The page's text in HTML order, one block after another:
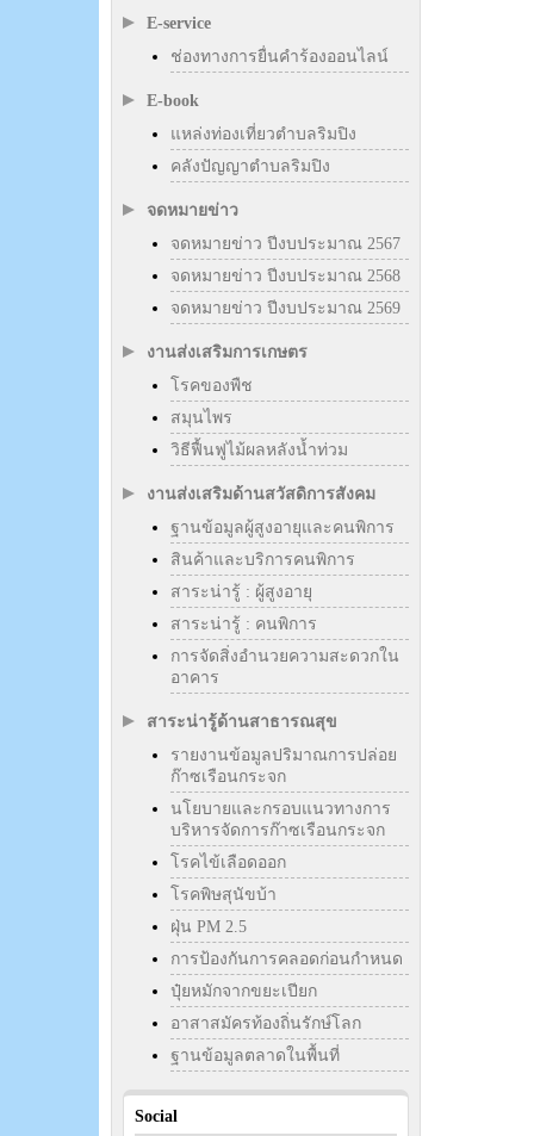
E-service
ช่องทางการยื่นคำร้องออนไลน์
E-book
แหล่งท่องเที่ยวตำบลริมปิง
คลังปัญญาตำบลริมปิง
จดหมายข่าว
จดหมายข่าว ปีงบประมาณ 2567
จดหมายข่าว ปีงบประมาณ 2568
จดหมายข่าว ปีงบประมาณ 2569
งานส่งเสริมการเกษตร
โรคของพืช
สมุนไพร
วิธีฟื้นฟูไม้ผลหลังน้ำท่วม
งานส่งเสริมด้านสวัสดิการสังคม
ฐานข้อมูลผู้สูงอายุและคนพิการ
สินค้าและบริการคนพิการ
สาระน่ารู้ : ผู้สูงอายุ
สาระน่ารู้ : คนพิการ
การจัดสิ่งอำนวยความสะดวกใน
อาคาร
สาระน่ารู้ด้านสาธารณสุข
รายงานข้อมูลปริมาณการปล่อย
ก๊าซเรือนกระจก
นโยบายและกรอบแนวทางการ
บริหารจัดการก๊าซเรือนกระจก
โรคไข้เลือดออก
โรคพิษสุนัขบ้า
ฝุ่น PM 2.5
การป้องกันการคลอดก่อนกำหนด
ปุ๋ยหมักจากขยะเปียก
อาสาสมัครท้องถิ่นรักษ์โลก
ฐานข้อมูลตลาดในพื้นที่
Social